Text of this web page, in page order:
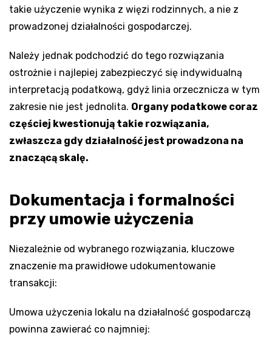
takie użyczenie wynika z więzi rodzinnych, a nie z
prowadzonej działalności gospodarczej.
Należy jednak podchodzić do tego rozwiązania
ostrożnie i najlepiej zabezpieczyć się indywidualną
interpretacją podatkową, gdyż linia orzecznicza w tym
zakresie nie jest jednolita. Organy podatkowe coraz
częściej kwestionują takie rozwiązania,
zwłaszcza gdy działalność jest prowadzona na
znaczącą skalę.
Dokumentacja i formalności
przy umowie użyczenia
Niezależnie od wybranego rozwiązania, kluczowe
znaczenie ma prawidłowe udokumentowanie
transakcji:
Umowa użyczenia lokalu na działalność gospodarczą
powinna zawierać co najmniej: